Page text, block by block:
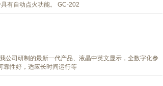
有自动点火功能。 GC-202
公司研制的最新一代产品、液晶中英文显示，全数字化参
靠性好，适应长时间运行等